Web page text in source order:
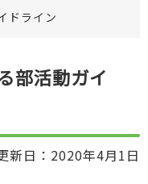
ドライン
部活動ガイ
新日：2020年4月1日